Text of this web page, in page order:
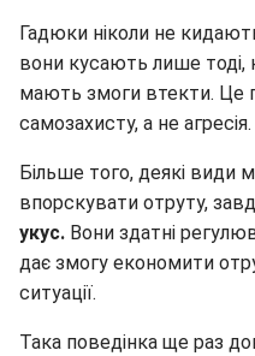
Гадюки ніколи не
вони кусають лише тоді,
мають змоги втекти. Це
самозахисту, а не агресія.
Більше того, деякі види
впорскувати отруту,
укус. Вони здатні
дає змогу економити
ситуації.
Така поведінка ще раз